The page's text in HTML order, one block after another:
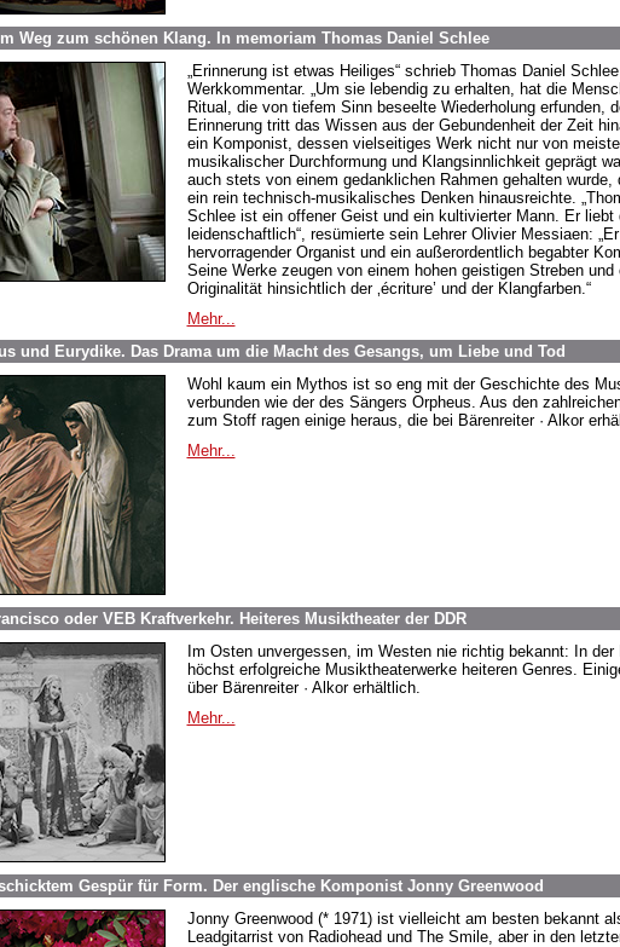
Weg zum schönen Klang. In memoriam Thomas Daniel Schlee
„Erinnerung ist etwas Heiliges“ schrieb Thomas Daniel
Werkkommentar. „Um sie lebendig zu erhalten, hat die
Ritual, die von tiefem Sinn beseelte Wiederholung erfunden,
Erinnerung tritt das Wissen aus der Gebundenheit der Zeit
ein Komponist, dessen vielseitiges Werk nicht nur von
musikalischer Durchformung und Klangsinnlichkeit geprägt
auch stets von einem gedanklichen Rahmen gehalten wurde,
ein rein technisch-musikalisches Denken hinausreichte.
Schlee ist ein offener Geist und ein kultivierter Mann. Er liebt
leidenschaftlich“, resümierte sein Lehrer Olivier Messiaen:
hervorragender Organist und ein außerordentlich begabter
Seine Werke zeugen von einem hohen geistigen Streben und
Originalität hinsichtlich der ‚écriture’ und der Klangfarben.“
Mehr...
und Eurydike. Das Drama um die Macht des Gesangs, um Liebe und Tod
Wohl kaum ein Mythos ist so eng mit der Geschichte des
verbunden wie der des Sängers Orpheus. Aus den
zum Stoff ragen einige heraus, die bei Bärenreiter · Alkor
Mehr...
oder VEB Kraftverkehr. Heiteres Musiktheater der DDR
Im Osten unvergessen, im Westen nie richtig bekannt: In der
höchst erfolgreiche Musiktheaterwerke heiteren Genres.
über Bärenreiter · Alkor erhältlich.
Mehr...
Gespür für Form. Der englische Komponist Jonny Greenwood
Jonny Greenwood (* 1971) ist vielleicht am besten bekannt
Leadgitarrist von Radiohead und The Smile, aber in den